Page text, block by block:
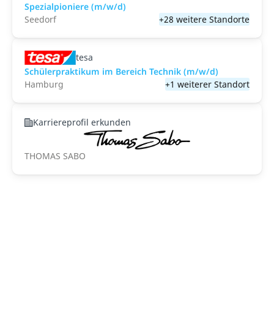
Spezialpioniere (m/w/d)
Seedorf
+28 weitere Standorte
tesa
Schülerpraktikum im Bereich Technik (m/w/d)
Hamburg
+1 weiterer Standort
Karriereprofil erkunden
THOMAS SABO